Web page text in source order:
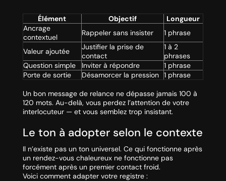
Élément Objectif
Longueur
Ancrage
contextuel
Rappeler sans insister 1 phrase
Valeur ajoutée
Justifier la prise de
contact
1 à 2
phrases
Question simple
Inviter à répondre
1 phrase
Porte de sortie
Désamorcer la pression 1 phrase
Un bon message de relance ne dépasse jamais 100 à
120 mots. Au-delà, vous perdez l’attention de votre
interlocuteur — et vous semblez trop insistant.
Le ton à adopter selon le contexte
Il n’existe pas un ton universel. Ce qui fonctionne après
un rendez-vous chaleureux ne fonctionne pas
forcément après un premier contact froid.
Voici comment adapter votre registre :